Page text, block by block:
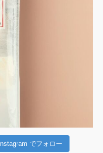
Instagram でフォロー